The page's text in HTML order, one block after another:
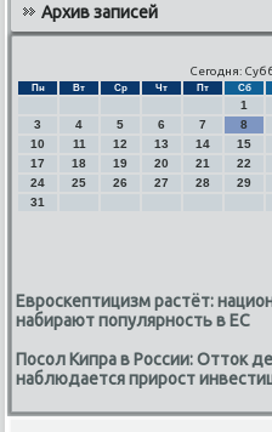
Архив записей
Сегодня:
Пн Вт Ср Чт Пт Сб
1
3
4 5 6 7 8
10
11 12 13 14 15
17
18 19 20 21 22
24
25 26 27 28 29
31
Евроскептицизм растёт:
набирают популярность в ЕС
Посол Кипра в России: Отток
наблюдается прирост